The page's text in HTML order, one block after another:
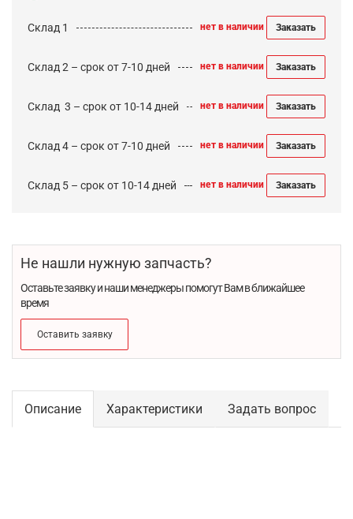
Склад 1 нет в наличии Заказать
Склад 2 – срок от 7-10 дней нет в наличии Заказать
Cклад 3 – срок от 10-14 дней нет в наличии Заказать
Склад 4 – срок от 7-10 дней нет в наличии Заказать
Склад 5 – срок от 10-14 дней нет в наличии Заказать
Не нашли нужную запчасть?
Оставьте заявку и наши менеджеры помогут Вам в ближайшее
время
Оставить заявку
Описание Характеристики Задать вопрос